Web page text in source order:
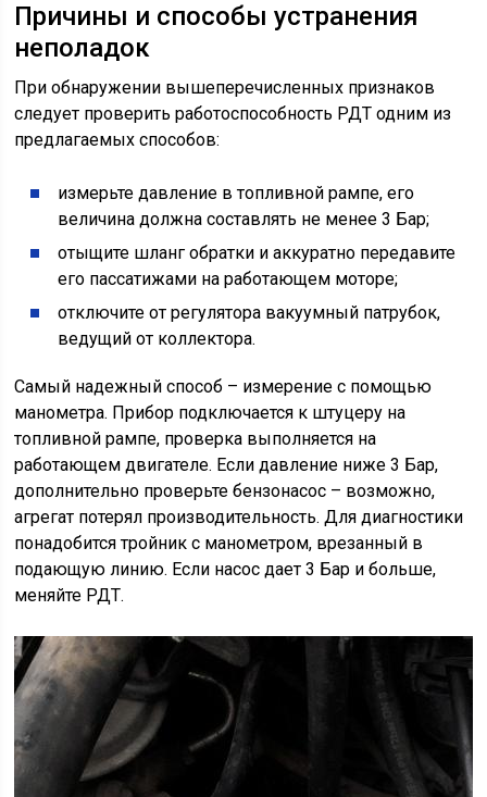
Причины и способы устранения
неполадок
При обнаружении вышеперечисленных признаков
следует проверить работоспособность РДТ одним из
предлагаемых способов:
измерьте давление в топливной рампе, его
величина должна составлять не менее 3 Бар;
отыщите шланг обратки и аккуратно передавите
его пассатижами на работающем моторе;
отключите от регулятора вакуумный патрубок,
ведущий от коллектора.
Самый надежный способ – измерение с помощью
манометра. Прибор подключается к штуцеру на
топливной рампе, проверка выполняется на
работающем двигателе. Если давление ниже 3 Бар,
дополнительно проверьте бензонасос – возможно,
агрегат потерял производительность. Для диагностики
понадобится тройник с манометром, врезанный в
подающую линию. Если насос дает 3 Бар и больше,
меняйте РДТ.